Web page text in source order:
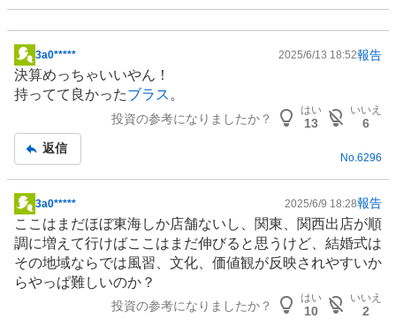
掲
示
板
3a0***** 2025/6/13 18:52報告
決算めっちゃいいやん！
持ってて良かったブラス。
投資の参考になりましたか？
はい
13
いいえ
6
返信
No.6296
掲
示
板
記
事
3a0***** 2025/6/9 18:28報告
ここはまだほぼ東海しか店舗ないし、関東、関西出店が順
調に増えて行けばここはまだ伸びると思うけど、結婚式は
その地域ならでは風習、文化、価値観が反映されやすいか
らやっぱ難しいのか？
投資の参考になりましたか？
はい
10
いいえ
2